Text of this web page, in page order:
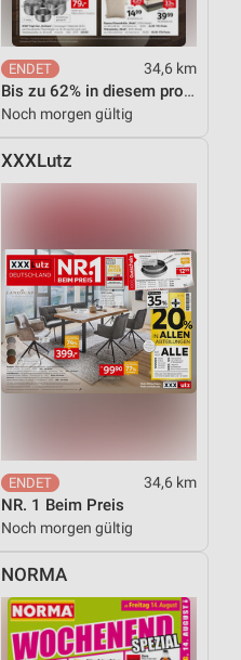
34,6 km
Bis zu 62% in diesem prospekt
Noch morgen gültig
XXXLutz
34,6 km
NR. 1 Beim Preis
Noch morgen gültig
NORMA